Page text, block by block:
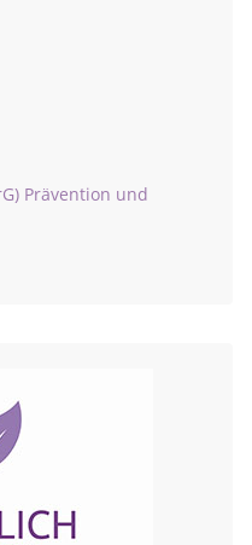
Prävention und